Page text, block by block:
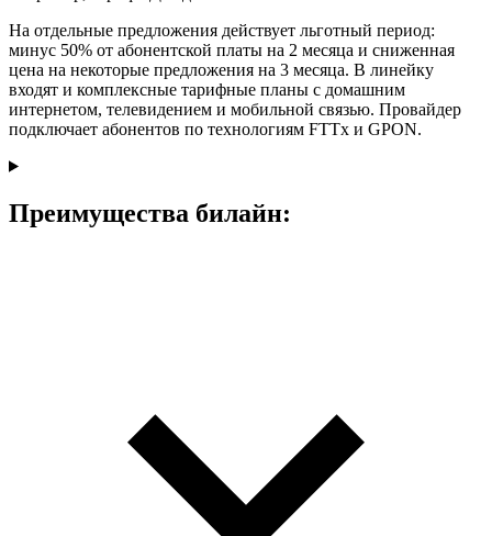
На отдельные предложения действует льготный период:
минус 50% от абонентской платы на 2 месяца и сниженная
цена на некоторые предложения на 3 месяца. В линейку
входят и комплексные тарифные планы с домашним
интернетом, телевидением и мобильной связью. Провайдер
подключает абонентов по технологиям FTTx и GPON.
Преимущества билайн: